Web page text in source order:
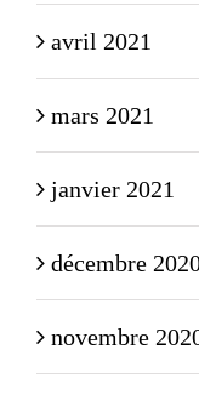
avril 2021
mars 2021
janvier 2021
décembre
novembre